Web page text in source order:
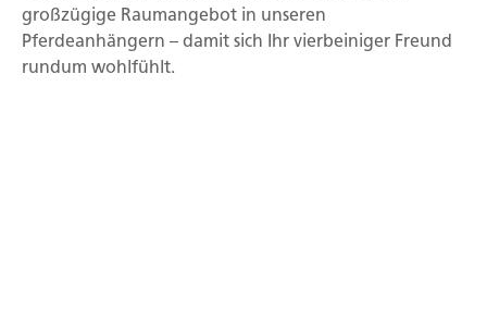
großzügige Raumangebot in unseren
Pferdeanhängern – damit sich Ihr vierbeiniger Freund
rundum wohlfühlt.